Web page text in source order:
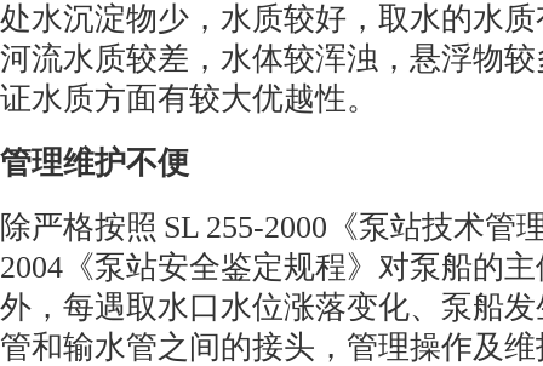
处水沉淀物少，水质较好，取水的水
河流水质较差，水体较浑浊，悬浮物
证水质方面有较大优越性。
管理维护不便
除严格按照 SL 255-2000 《泵站技术管
2004 《泵站安全鉴定规程》对泵船的
外，每遇取水口水位涨落变化、泵船
管和输水管之间的接头，管理操作及